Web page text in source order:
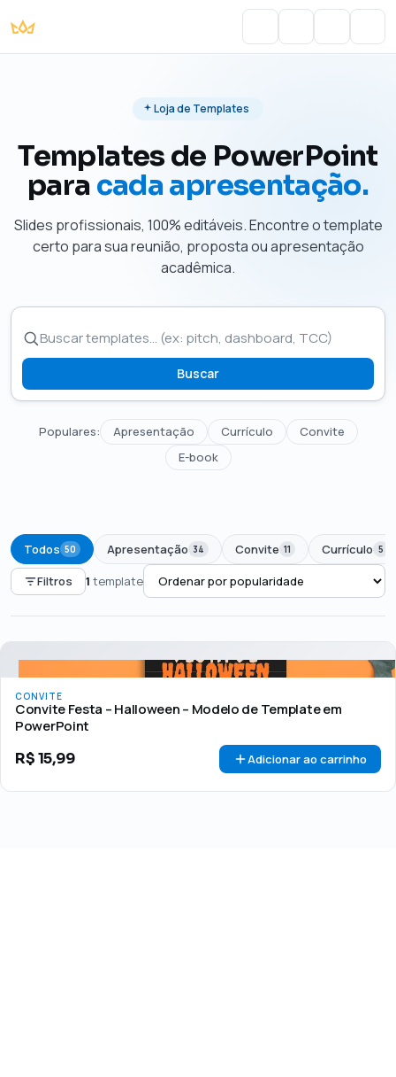
Loja de Templates
Templates de PowerPoint
para cada apresentação.
Slides profissionais, 100% editáveis. Encontre o template
certo para sua reunião, proposta ou apresentação
acadêmica.
Buscar
Populares: Apresentação Currículo
Convite
E-book
Todos 50 Apresentação 34 Convite 11 Currículo 5
Filtros 1 template
PREÇO
Todos Até R$50 R$50 – R$100 Acima de R$100
OFERTA 🏷 Em promoção
CONVITE
Convite Festa – Halloween – Modelo de Template em
PowerPoint
R$15,99 Adicionar ao carrinho